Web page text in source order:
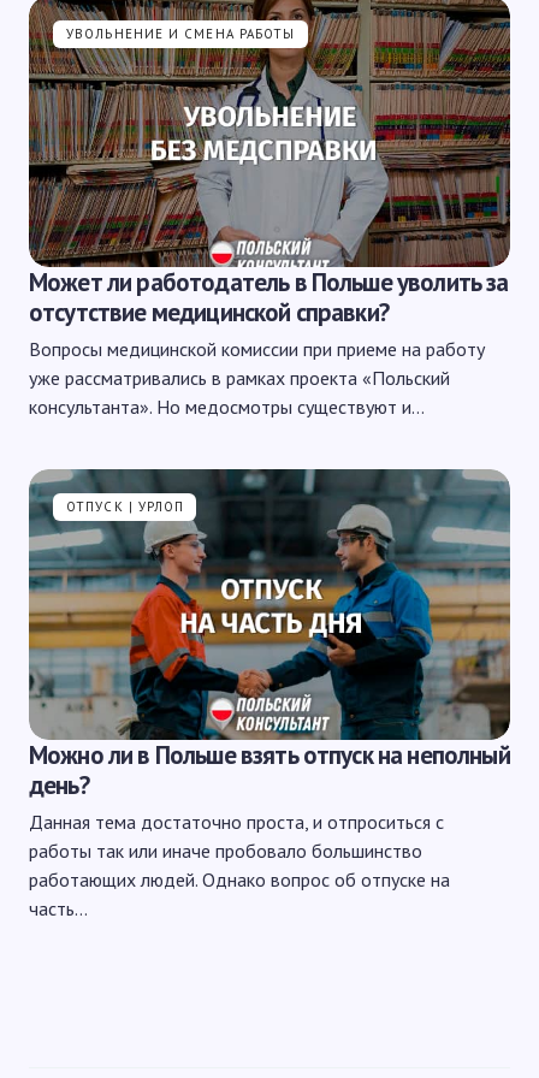
УВОЛЬНЕНИЕ И СМЕНА РАБОТЫ
Может ли работодатель в Польше уволить за
отсутствие медицинской справки?
Вопросы медицинской комиссии при приеме на работу
уже рассматривались в рамках проекта «Польский
консультанта». Но медосмотры существуют и…
ОТПУСК | УРЛОП
Можно ли в Польше взять отпуск на неполный
день?
Данная тема достаточно проста, и отпроситься с
работы так или иначе пробовало большинство
работающих людей. Однако вопрос об отпуске на
часть…